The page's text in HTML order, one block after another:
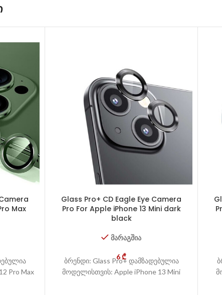
Max
Pro Max
Glass Pro+ CD Eagle Eye Camera
Pro For Apple iPhone 13 Mini dark
black
მარაგშია
6₾
ბრენდი: Glass Pro+ დამზადებულია
მოდელისთვის: Apple iPhone 13 Mini